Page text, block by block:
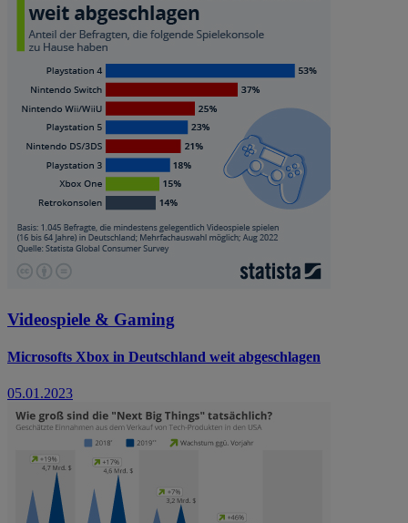
Videospiele & Gaming
Microsofts Xbox in Deutschland weit abgeschlagen
05.01.2023